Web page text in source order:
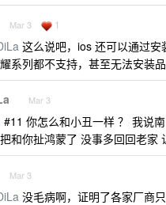
Mar 3 1
这么说吧，ios 还可以通过
系列都不支持，甚至无法安装
Mar 3
#11 你怎么和小丑一样 ？ 我说
和你扯鸿蒙了 没事多回回老家
Mar 3
没毛病啊，证明了各家厂商